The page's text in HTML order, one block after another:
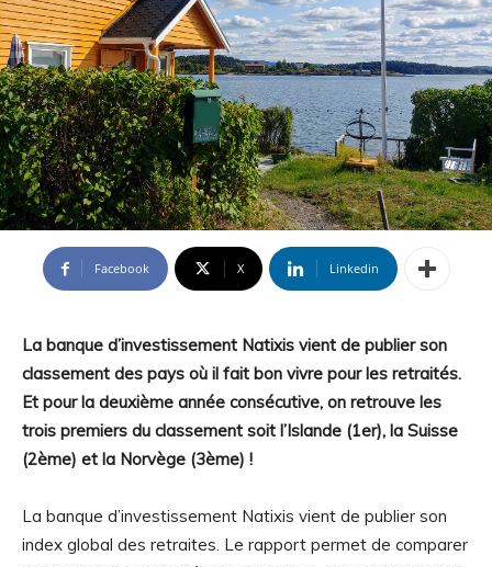
Facebook X Linkedin
La banque d’investissement Natixis vient de publier son
classement des pays où il fait bon vivre pour les retraités.
Et pour la deuxième année consécutive, on retrouve les
trois premiers du classement soit l’Islande (1er), la Suisse
(2ème) et la Norvège (3ème) !
La banque d’investissement Natixis vient de publier son
index global des retraites. Le rapport permet de comparer